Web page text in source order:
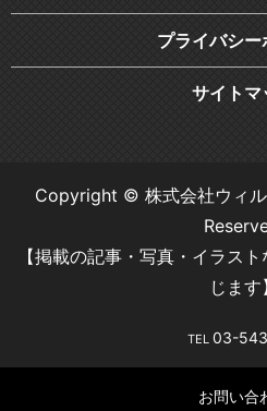
TEL 03-
お問い合
プライバシー
サイトマ
Copyright © 株式会社ウィ
【掲載の記事・写真・イラス
じます】